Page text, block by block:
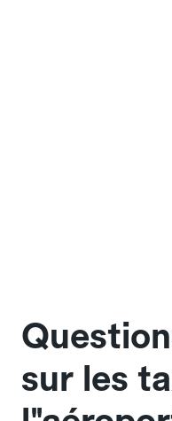
sur les